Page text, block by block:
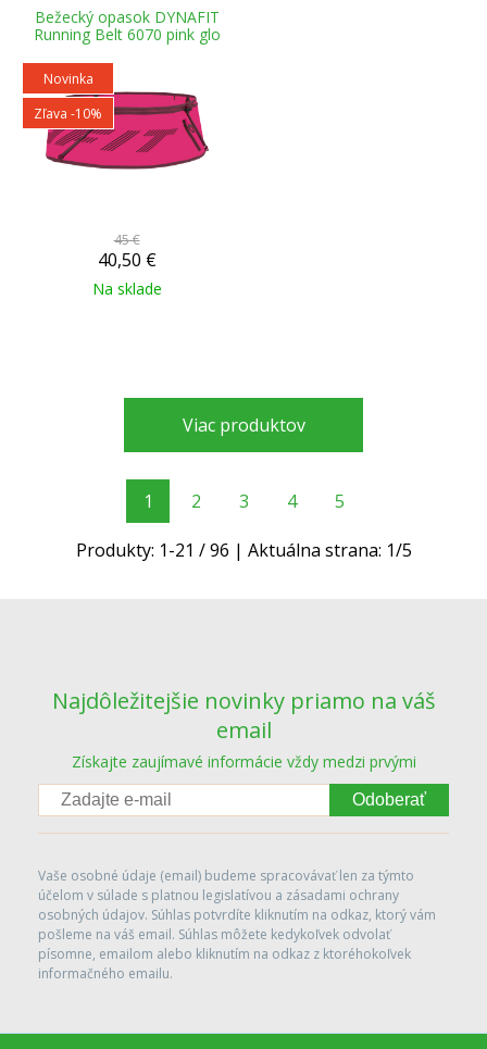
Bežecký opasok DYNAFIT
Running Belt 6070 pink glo
Novinka
Zľava -10%
45 €
40,50 €
Na sklade
Viac produktov
1 2 3 4 5
Produkty: 1-21 /96 | Aktuálna strana: 1/5
Najdôležitejšie novinky priamo na váš
email
Získajte zaujímavé informácie vždy medzi prvými
Odoberať
Vaše osobné údaje (email) budeme spracovávať len za týmto
účelom v súlade s platnou legislatívou a zásadami ochrany
osobných údajov. Súhlas potvrdíte kliknutím na odkaz, ktorý vám
pošleme na váš email. Súhlas môžete kedykoľvek odvolať
písomne, emailom alebo kliknutím na odkaz z ktoréhokoľvek
informačného emailu.